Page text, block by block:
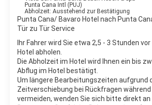
Punta Cana Intl (PUJ)
Abholzeit: Ausstehend zur Bestätigung
Punta Cana/ Bavaro Hotel nach Punta
Tür zu Tür Service
Ihr Fahrer wird Sie etwa 2,5 - 3 Stunden
Hotel abholen.
Die Abholzeit im Hotel wird Ihnen ein bis
Abflug im Hotel bestätigt.
Um längere Bearbeitungszeiten aufgrund
Zeitverschiebung bei Rückfragen während
vermeiden, wenden Sie sich bitte direkt an